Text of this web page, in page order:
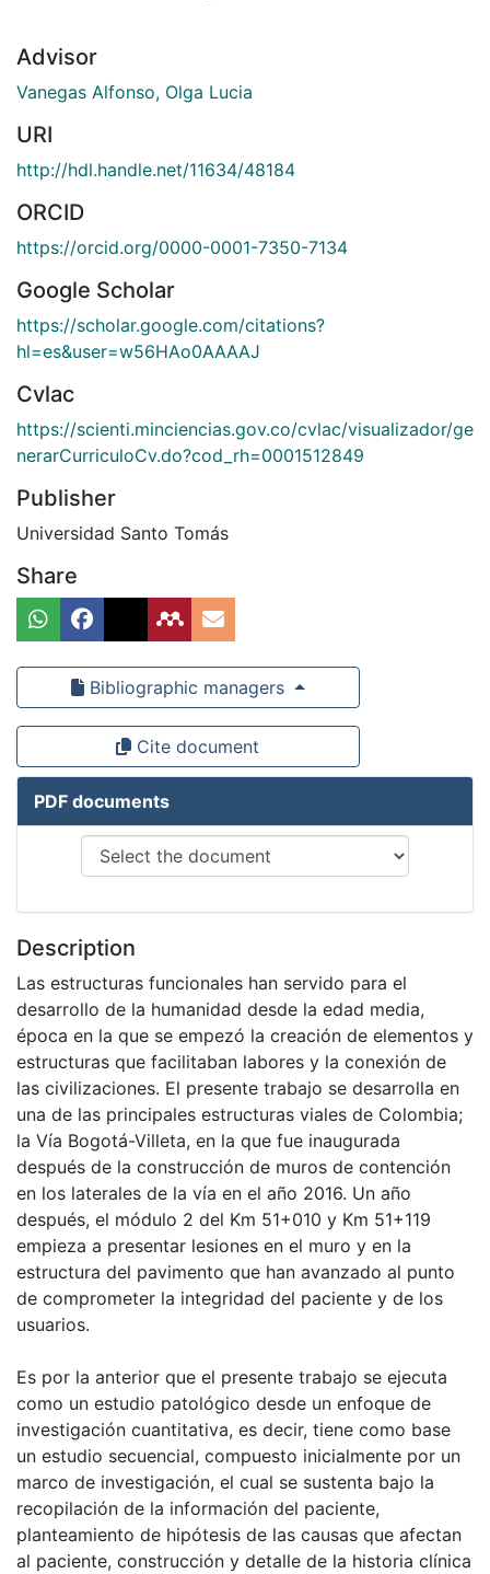
Advisor
Vanegas Alfonso, Olga Lucia
URI
http://hdl.handle.net/11634/48184
ORCID
https://orcid.org/0000-0001-7350-7134
Google Scholar
https://scholar.google.com/citations?
hl=es&user=w56HAo0AAAAJ
Cvlac
https://scienti.minciencias.gov.co/cvlac/visualizador/ge
nerarCurriculoCv.do?cod_rh=0001512849
Publisher
Universidad Santo Tomás
Share
Bibliographic managers
Cite document
PDF documents
Description
Las estructuras funcionales han servido para el
desarrollo de la humanidad desde la edad media,
época en la que se empezó la creación de elementos y
estructuras que facilitaban labores y la conexión de
las civilizaciones. El presente trabajo se desarrolla en
una de las principales estructuras viales de Colombia;
la Vía Bogotá-Villeta, en la que fue inaugurada
después de la construcción de muros de contención
en los laterales de la vía en el año 2016. Un año
después, el módulo 2 del Km 51+010 y Km 51+119
empieza a presentar lesiones en el muro y en la
estructura del pavimento que han avanzado al punto
de comprometer la integridad del paciente y de los
usuarios.
Es por la anterior que el presente trabajo se ejecuta
como un estudio patológico desde un enfoque de
investigación cuantitativa, es decir, tiene como base
un estudio secuencial, compuesto inicialmente por un
marco de investigación, el cual se sustenta bajo la
recopilación de la información del paciente,
planteamiento de hipótesis de las causas que afectan
al paciente, construcción y detalle de la historia clínica